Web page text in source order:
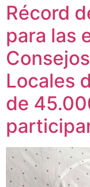
Récord
para las
Locales
de